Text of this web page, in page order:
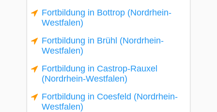
Fortbildung in Bottrop (Nordrhein-
Westfalen)
Fortbildung in Brühl (Nordrhein-
Westfalen)
Fortbildung in Castrop-Rauxel
(Nordrhein-Westfalen)
Fortbildung in Coesfeld (Nordrhein-
Westfalen)